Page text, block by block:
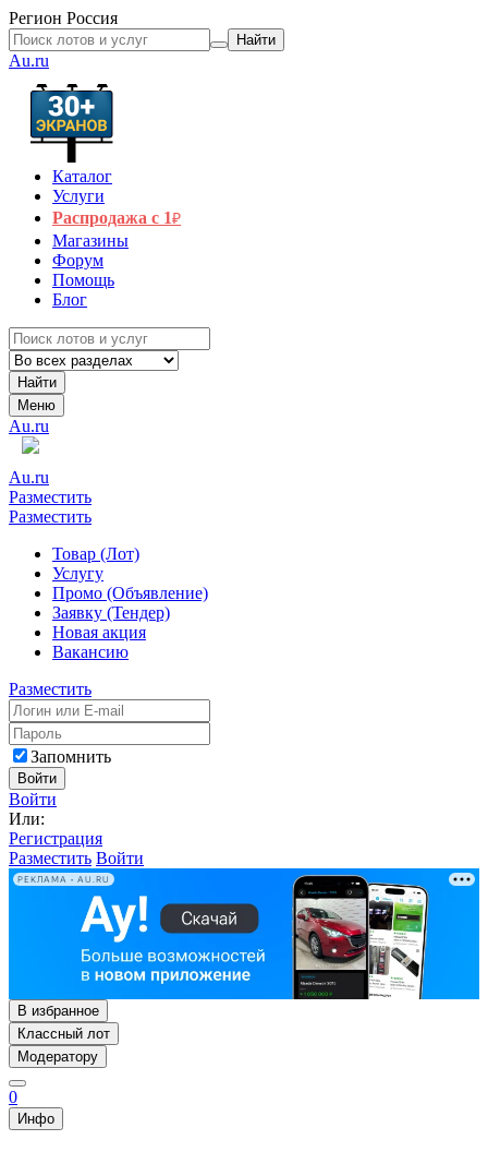
Регион Россия
Найти
Au.ru
Каталог
Услуги
Распродажа с 1₽
Магазины
Форум
Помощь
Блог
Найти
Меню
Au.ru
Au.ru
Разместить
Разместить
Товар (Лот)
Услугу
Промо (Объявление)
Заявку (Тендер)
Новая акция
Вакансию
Разместить
Запомнить
Войти
Войти
Или:
Регистрация
Разместить Войти
РЕКЛАМА • AU.RU
В избранное
Классный лот
Модератору
0
Инфо